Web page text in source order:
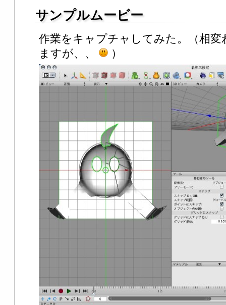
サンプルムービー
作業をキャプチャしてみた。（相
ますが、、
）